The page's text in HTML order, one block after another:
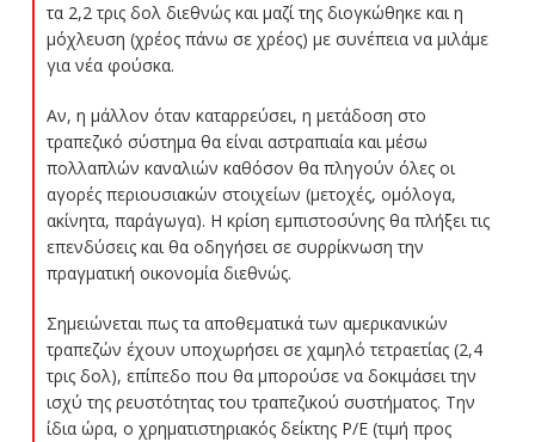
τα 2,2 τρις δολ διεθνώς και μαζί της διογκώθηκε και η
μόχλευση (χρέος πάνω σε χρέος) με συνέπεια να μιλάμε
για νέα φούσκα.
Αν, η μάλλον όταν καταρρεύσει, η μετάδοση στο
τραπεζικό σύστημα θα είναι αστραπιαία και μέσω
πολλαπλών καναλιών καθόσον θα πληγούν όλες οι
αγορές περιουσιακών στοιχείων (μετοχές, ομόλογα,
ακίνητα, παράγωγα). Η κρίση εμπιστοσύνης θα πλήξει τις
επενδύσεις και θα οδηγήσει σε συρρίκνωση την
πραγματική οικονομία διεθνώς.
Σημειώνεται πως τα αποθεματικά των αμερικανικών
τραπεζών έχουν υποχωρήσει σε χαμηλό τετραετίας (2,4
τρις δολ), επίπεδο που θα μπορούσε να δοκιμάσει την
ισχύ της ρευστότητας του τραπεζικού συστήματος. Την
ίδια ώρα, ο χρηματιστηριακός δείκτης P/E (τιμή προς